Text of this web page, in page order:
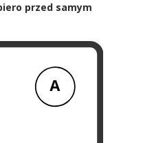
przed samym